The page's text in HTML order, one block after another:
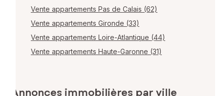
Vente appartements Pas de Calais (62)
Vente appartements Gironde (33)
Vente appartements Loire-Atlantique (44)
Vente appartements Haute-Garonne (31)
Annonces immobilières par ville